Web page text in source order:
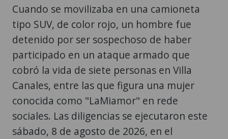
Cuando se movilizaba en una camioneta
tipo SUV, de color rojo, un hombre fue
detenido por ser sospechoso de haber
participado en un ataque armado que
cobró la vida de siete personas en Villa
Canales, entre las que figura una mujer
conocida como "LaMiamor" en rede
sociales. Las diligencias se ejecutaron este
sábado, 8 de agosto de 2026, en el